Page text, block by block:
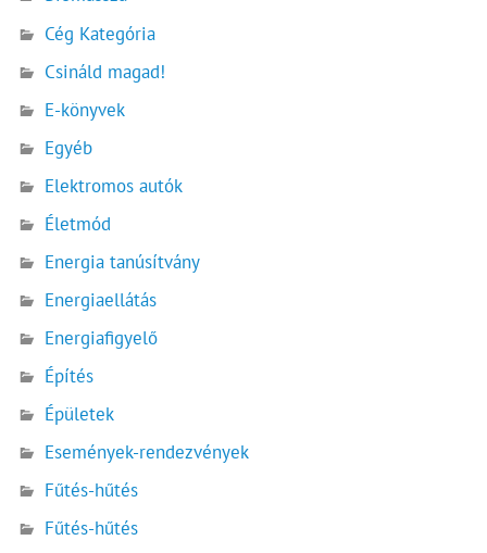
Cég Kategória
Csináld magad!
E-könyvek
Egyéb
Elektromos autók
Életmód
Energia tanúsítvány
Energiaellátás
Energiafigyelő
Építés
Épületek
Események-rendezvények
Fűtés-hűtés
Fűtés-hűtés